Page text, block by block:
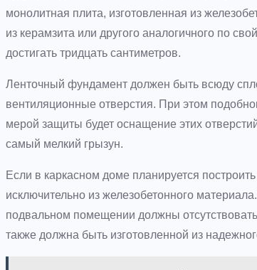
монолитная плита, изготовленная из
из керамзита или другого аналогичного по
достигать тридцать сантиметров.
Ленточный фундамент должен быть всюду
вентиляционные отверстия. При этом
мерой защиты будет оснащение этих
самый мелкий грызун.
Если в каркасном доме планируется
исключительно из железобетонного
подвальном помещении должны
также должна быть изготовленной из